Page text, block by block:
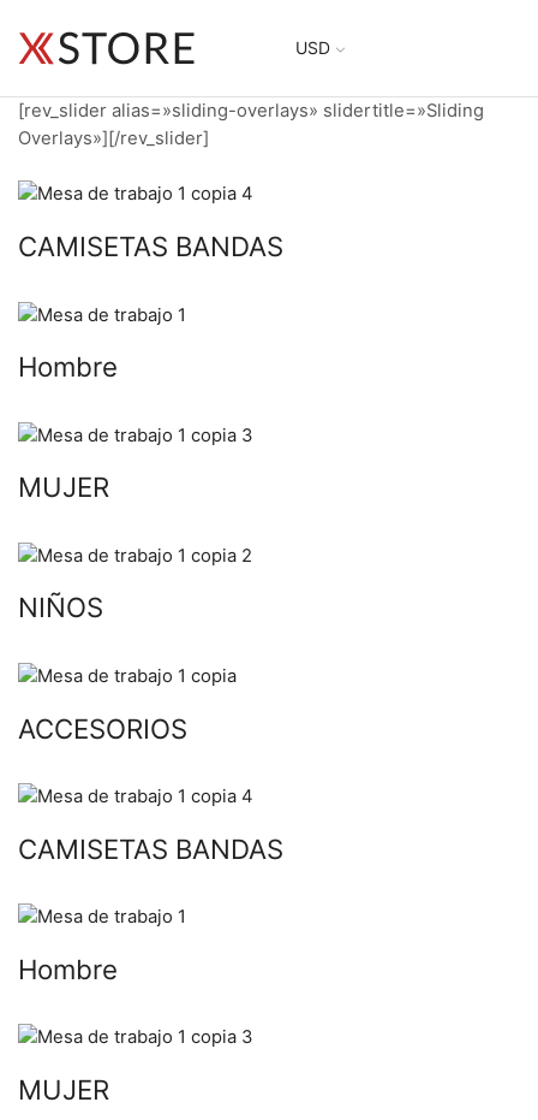
USD
[rev_slider alias=»sliding-overlays» slidertitle=»Sliding
Overlays»][/rev_slider]
CAMISETAS BANDAS
Hombre
MUJER
NIÑOS
ACCESORIOS
CAMISETAS BANDAS
Hombre
MUJER